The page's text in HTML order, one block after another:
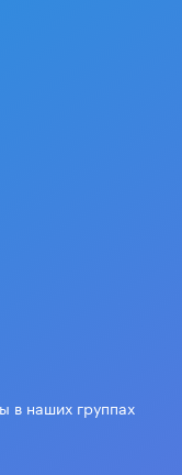
в наших группах